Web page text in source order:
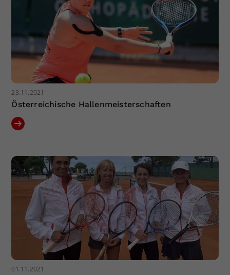
23.11.2021
Österreichische Hallenmeisterschaften
01.11.2021